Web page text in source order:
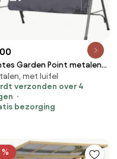
Garden Point metalen
antraciet
met luifel
verzonden over 4
bezorging
%